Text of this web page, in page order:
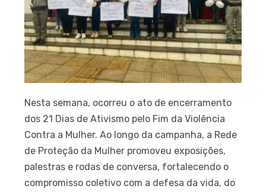
Nesta semana, ocorreu o ato de encerramento
dos 21 Dias de Ativismo pelo Fim da Violência
Contra a Mulher. Ao longo da campanha, a Rede
de Proteção da Mulher promoveu exposições,
palestras e rodas de conversa, fortalecendo o
compromisso coletivo com a defesa da vida, do